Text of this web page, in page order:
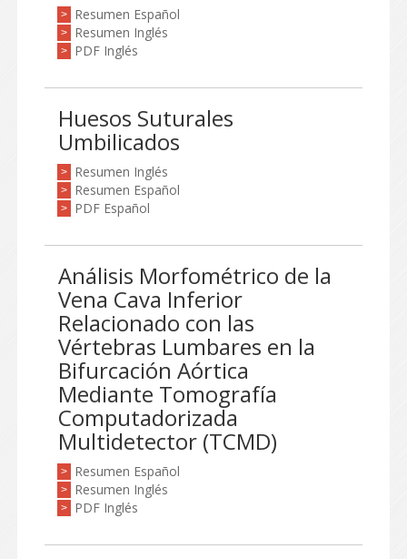
> Resumen Español
> Resumen Inglés
> PDF Inglés
Huesos Suturales
Umbilicados
> Resumen Inglés
> Resumen Español
> PDF Español
Análisis Morfométrico de la
Vena Cava Inferior
Relacionado con las
Vértebras Lumbares en la
Bifurcación Aórtica
Mediante Tomografía
Computadorizada
Multidetector (TCMD)
> Resumen Español
> Resumen Inglés
> PDF Inglés